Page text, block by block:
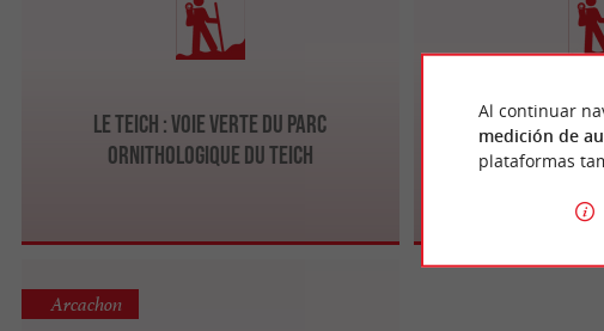
Le Teich : Voie Verte du Parc
ornithologique du Teich
Cap-Ferret : Voie
Arcachon
Al continuar
medición de
plataformas